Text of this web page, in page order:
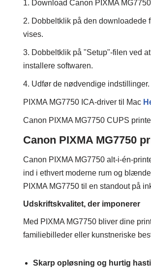
1. Download Canon PIXMA
2. Dobbeltklik på den
vises.
3. Dobbeltklik på "Setup"-filen ved
installere softwaren.
4. Udfør de nødvendige indstillinger.
PIXMA MG7750 ICA-driver til Mac
Canon PIXMA MG7750 CUPS
Canon PIXMA MG7750
Canon PIXMA MG7750 alt-i-én-
ind i ethvert moderne rum og
PIXMA MG7750 til en standout på
Udskriftskvalitet, der imponerer
Med PIXMA MG7750 bliver dine
familiebilleder eller kunstneriske
Skarp opløsning og hurtig